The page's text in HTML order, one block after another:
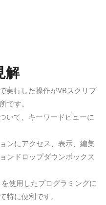
解
実行した操作がVBスクリプ
です。
いて、キーワードビューに
ンにアクセス、表示、編集
ンドロップダウンボックス
使用したプログラミングに
特に便利です。